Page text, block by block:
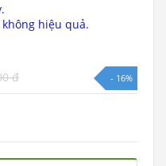
hiệu quả.
đ - 16%